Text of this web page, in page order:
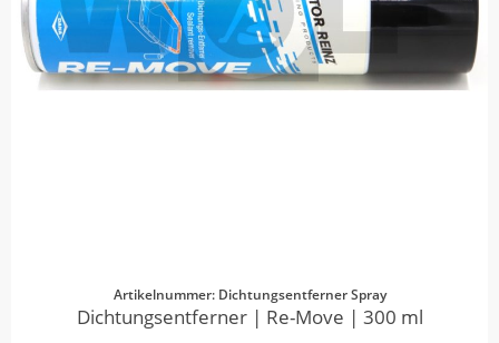
Artikelnummer: Dichtungsentferner Spray
Dichtungsentferner | Re-Move | 300 ml